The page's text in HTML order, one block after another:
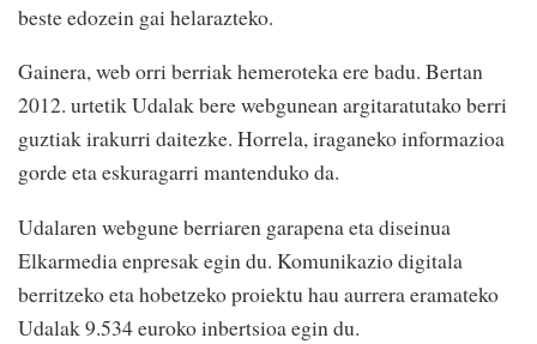
beste edozein gai helarazteko.
Gainera, web orri berriak hemeroteka ere badu. Bertan
2012. urtetik Udalak bere webgunean argitaratutako berri
guztiak irakurri daitezke. Horrela, iraganeko informazioa
gorde eta eskuragarri mantenduko da.
Udalaren webgune berriaren garapena eta diseinua
Elkarmedia enpresak egin du. Komunikazio digitala
berritzeko eta hobetzeko proiektu hau aurrera eramateko
Udalak 9.534 euroko inbertsioa egin du.